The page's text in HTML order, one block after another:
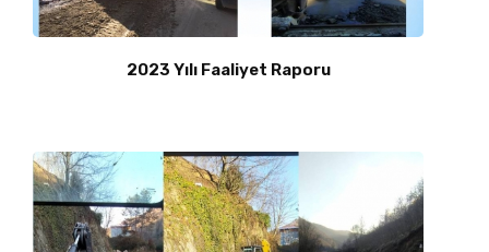
2023 Yılı Faaliyet Raporu